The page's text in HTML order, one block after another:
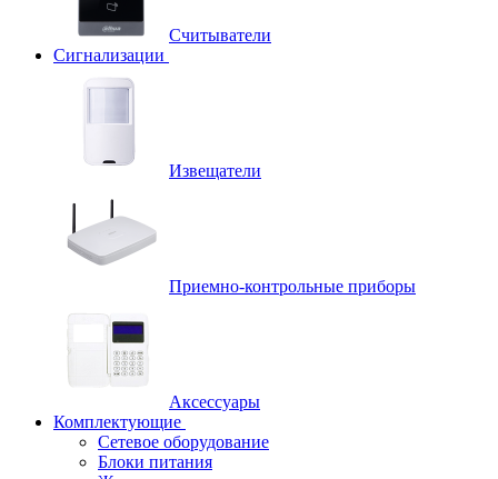
Считыватели
Сигнализации
Извещатели
Приемно-контрольные приборы
Аксессуары
Комплектующие
Сетевое оборудование
Блоки питания